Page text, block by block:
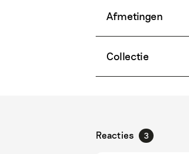
Afmetingen
Collectie
Reacties 3